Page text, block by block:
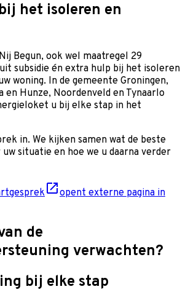
het isoleren en
Begun, ook wel maatregel 29
subsidie én extra hulp bij het isoleren
woning. In de gemeente Groningen,
en Hunze, Noordenveld en Tynaarlo
u bij elke stap in het
in. We kijken samen wat de beste
situatie en hoe we u daarna verder
opent externe pagina in
de
verwachten?
bij elke stap